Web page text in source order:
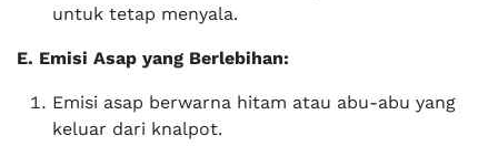
untuk tetap menyala.
E. Emisi Asap yang Berlebihan:
Emisi asap berwarna hitam atau abu-abu yang
keluar dari knalpot.